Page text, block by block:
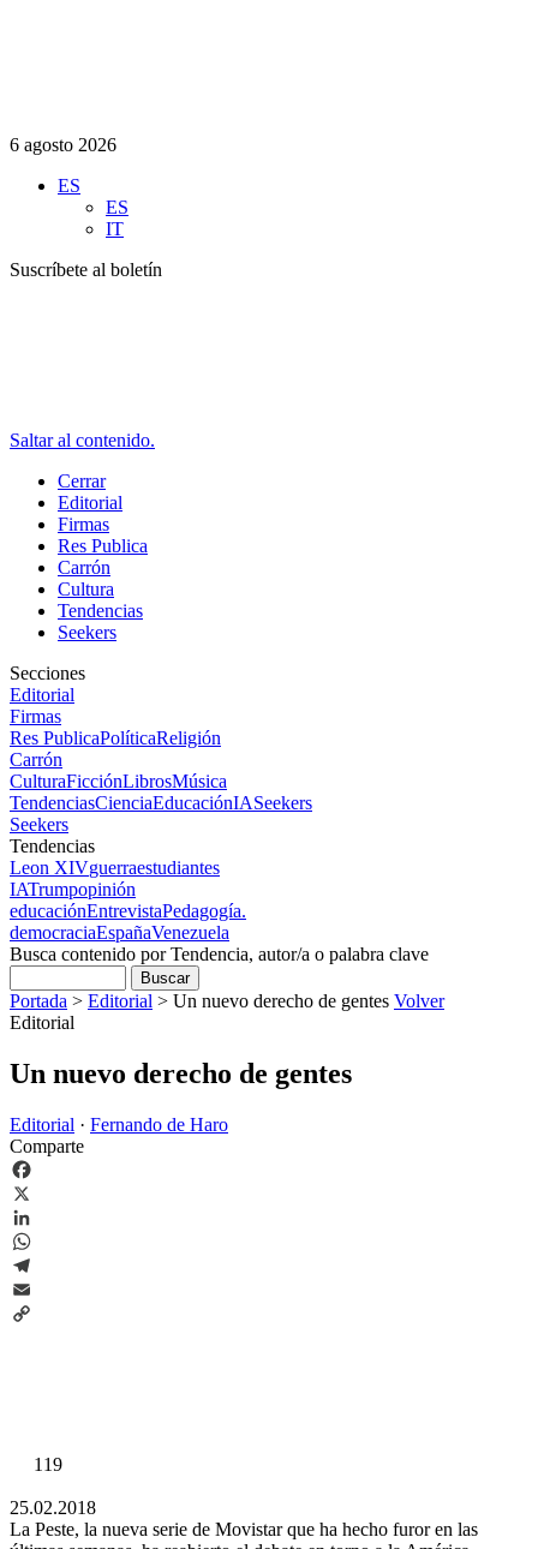
6 agosto 2026
ES
ES
IT
Suscríbete al boletín
Saltar al contenido.
Cerrar
Editorial
Firmas
Res Publica
Carrón
Cultura
Tendencias
Seekers
Secciones
Editorial
Firmas
Res PublicaPolíticaReligión
Carrón
CulturaFicciónLibrosMúsica
TendenciasCienciaEducaciónIASeekers
Seekers
Tendencias
Leon XIVguerraestudiantes
IATrumpopinión
educaciónEntrevistaPedagogía.
democraciaEspañaVenezuela
Busca contenido por Tendencia, autor/a o palabra clave
Portada > Editorial > Un nuevo derecho de gentes Volver
Editorial
Un nuevo derecho de gentes
Editorial · Fernando de Haro
Comparte
Facebook
X
LinkedIn
WhatsApp
Telegram
Email
119
25.02.2018
La Peste, la nueva serie de Movistar que ha hecho furor en las